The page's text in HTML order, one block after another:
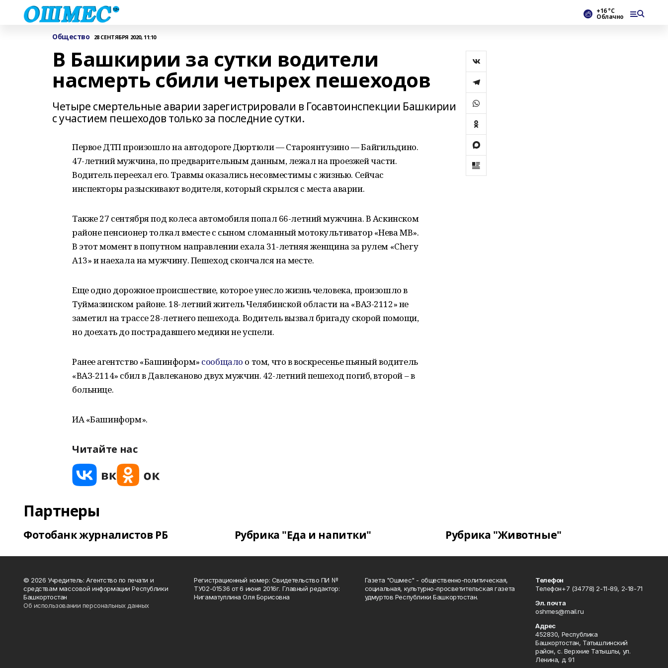
+16 °С
Облачно
Общество 28 СЕНТЯБРЯ 2020, 11:10
В Башкирии за сутки водители
насмерть сбили четырех пешеходов
Четыре смертельные аварии зарегистрировали в Госавтоинспекции Башкирии
с участием пешеходов только за последние сутки.
Первое ДТП произошло на автодороге Дюртюли — Староянтузино — Байгильдино.
47-летний мужчина, по предварительным данным, лежал на проезжей части.
Водитель переехал его. Травмы оказались несовместимы с жизнью. Сейчас
инспекторы разыскивают водителя, который скрылся с места аварии.
Также 27 сентября под колеса автомобиля попал 66-летний мужчина. В Аскинском
районе пенсионер толкал вместе с сыном сломанный мотокультиватор «Нева МВ».
В этот момент в попутном направлении ехала 31-летняя женщина за рулем «Chery
A13» и наехала на мужчину. Пешеход скончался на месте.
Еще одно дорожное происшествие, которое унесло жизнь человека, произошло в
Туймазинском районе. 18-летний житель Челябинской области на «ВАЗ-2112» не
заметил на трассе 28-летнего пешехода. Водитель вызвал бригаду скорой помощи,
но доехать до пострадавшего медики не успели.
Ранее агентство «Башинформ» сообщало о том, что в воскресенье пьяный водитель
«ВАЗ-2114» сбил в Давлеканово двух мужчин. 42-летний пешеход погиб, второй – в
больнице.
ИА «Башинформ».
Читайте нас
Партнеры
Фотобанк журналистов РБ Рубрика "Еда и напитки" Рубрика "Животные"
© 2026 Учредитель: Агентство по печати и
средствам массовой информации Республики
Башкортостан
Об использовании персональных данных
Регистрационный номер: Свидетельство ПИ №
ТУ02-01536 от 6 июня 2016г. Главный редактор:
Нигаматуллина Оля Борисовна
Газета "Ошмес" - общественно-политическая,
социальная, культурно-просветительская газета
удмуртов Республики Башкортостан.
Телефон
Телефон+7 (34778) 2-11-89, 2-18-71
Эл. почта
oshmes@mail.ru
Адрес
452830, Республика
Башкортостан, Татышлинский
район, с. Верхние Татышлы, ул.
Ленина, д. 91